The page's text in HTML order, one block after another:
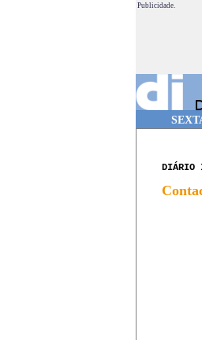
Publicidade.
DIÁRIO